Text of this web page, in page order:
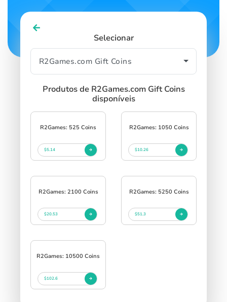
Selecionar
Produtos de R2Games.com Gift Coins
disponíveis
R2Games: 525 Coins
$5.14
R2Games: 1050 Coins
$10.26
R2Games: 2100 Coins
$20.53
R2Games: 5250 Coins
$51.3
R2Games: 10500 Coins
$102.6